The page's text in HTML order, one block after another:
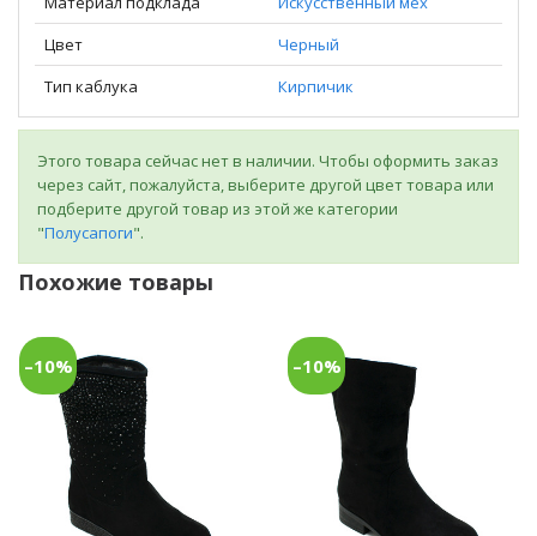
Цвет
Черный
Тип каблука
Кирпичик
Этого товара сейчас нет в наличии. Чтобы оформить заказ
через сайт, пожалуйста, выберите другой цвет товара или
подберите другой товар из этой же категории
"Полусапоги".
Похожие товары
–10% –10%